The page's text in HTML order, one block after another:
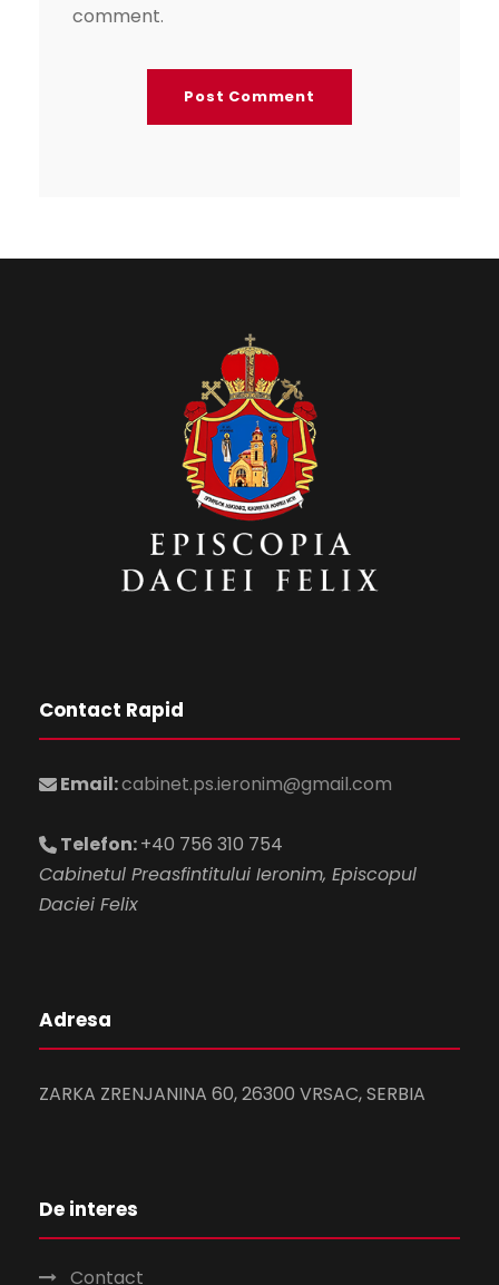
comment.
Contact Rapid
Email:cabinet.ps.ieronim@gmail.com
Telefon:+40 756 310 754
Cabinetul Preasfintitului Ieronim, Episcopul
Daciei Felix
Adresa
ZARKA ZRENJANINA 60, 26300 VRSAC, SERBIA
De interes
Contact